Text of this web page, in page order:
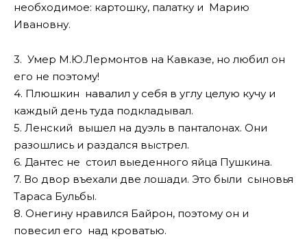
необходимое: картошку, палатку и Марию
Ивановну.
3. Умер М.Ю.Лермонтов на Кавказе, но любил он
его не поэтому!
4. Плюшкин навалил у себя в углу целую кучу и
каждый день туда подкладывал.
5. Ленский вышел на дуэль в панталонах. Они
разошлись и раздался выстрел.
6. Дантес не стоил выеденного яйца Пушкина.
7. Во двор въехали две лошади. Это были сыновья
Тараса Бульбы.
8. Онегину нравился Байрон, поэтому он и
повесил его над кроватью.